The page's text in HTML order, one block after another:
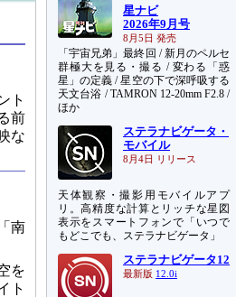
ト
前
な
南
を
ト
星ナビ
2026年9月号
8月5日 発売
「宇宙兄弟」最終回 / 新月のペルセ
群極大を見る・撮る / 変わる「惑
星」の定義 / 星空の下で深呼吸する
天文台浴 / TAMRON 12-20mm F2.8 /
ほか
ステラナビゲータ・
モバイル
8月4日 リリース
天体観察・撮影用モバイルアプ
リ。高精度な計算とリッチな星図
表示をスマートフォンで「いつで
もどこでも、ステラナビゲータ」
ステラナビゲータ12
最新版 12.0i